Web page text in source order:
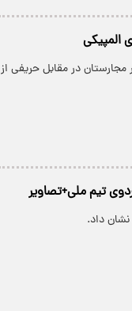
المپیکی
در مقابل حریفی از
تیم ملی+تصاویر
داد.